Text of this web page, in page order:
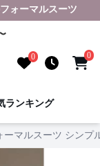
ォーマルスーツ
0 0
ランキング
ーマルスーツ シンプ